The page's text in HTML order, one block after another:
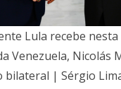
Lula recebe nesta
Venezuela, Nicolás
bilateral | Sérgio